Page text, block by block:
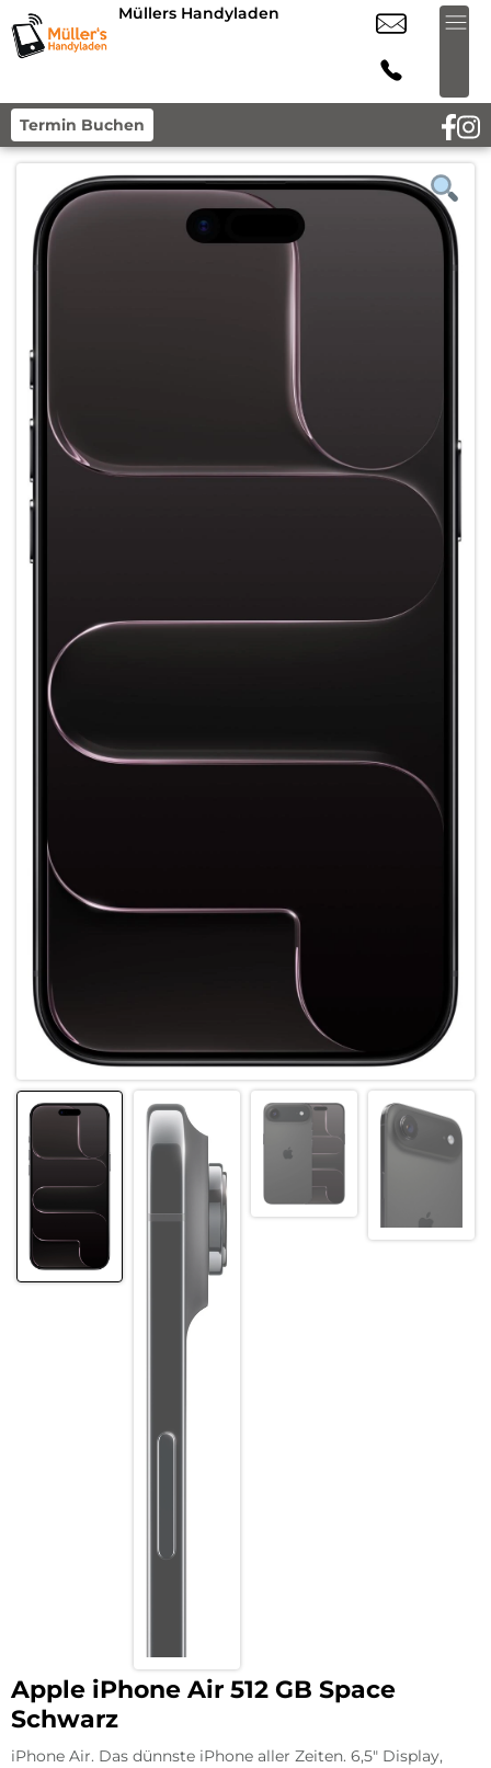
Müllers Handyladen
Termin Buchen
Apple iPhone Air 512 GB Space
Schwarz
iPhone Air. Das dünnste iPhone aller Zeiten. 6,5″ Display,